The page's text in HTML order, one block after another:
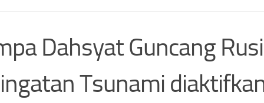
Dahsyat Guncang
Tsunami